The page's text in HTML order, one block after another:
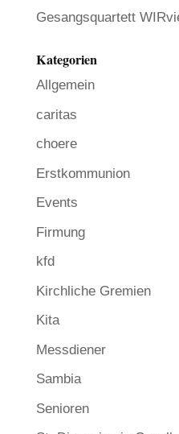
Gesangsquartett
Kategorien
Allgemein
caritas
choere
Erstkommunion
Events
Firmung
kfd
Kirchliche Gremien
Kita
Messdiener
Sambia
Senioren